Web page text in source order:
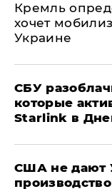
Кремль
хочет
Украине
СБУ
которые
Starlink в
США не дают